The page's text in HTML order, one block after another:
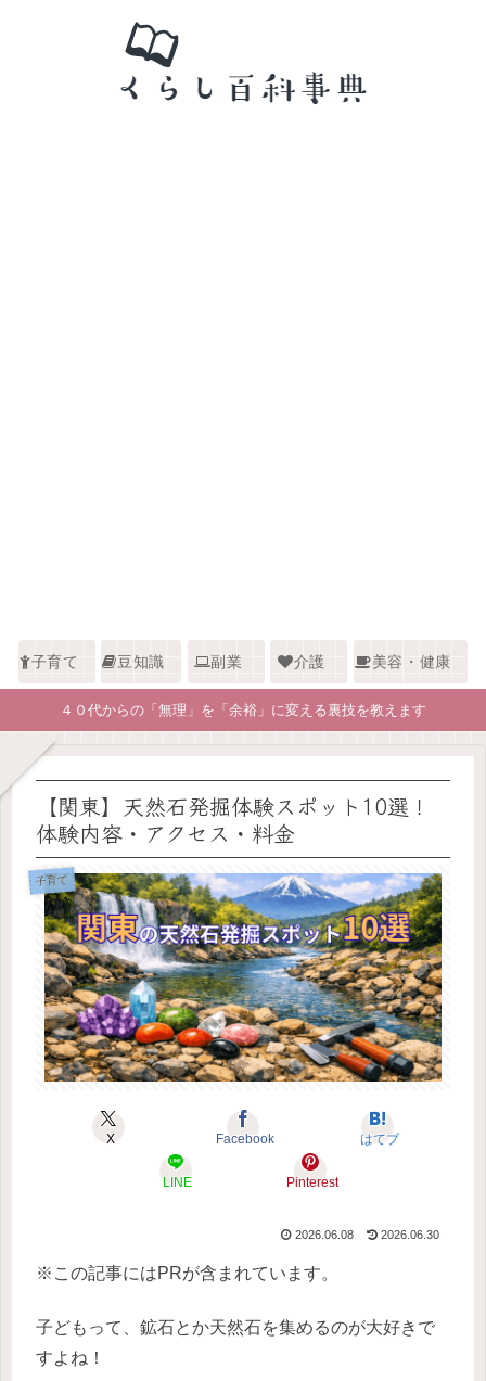
子育て 豆知識 副業 介護 美容・健康
４０代からの「無理」を「余裕」に変える裏技を教えます
【関東】天然石発掘体験スポット10選！
体験内容・アクセス・料金
子育て
X Facebook はてブ
LINE Pinterest
2026.06.08 2026.06.30
※この記事にはPRが含まれています。
子どもって、鉱石とか天然石を集めるのが大好きで
すよね！